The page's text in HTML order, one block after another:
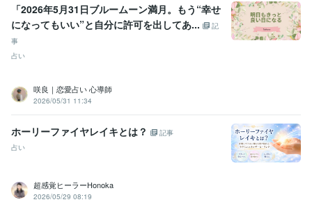
「2026年5月31日ブルームーン満月。もう“幸せ
になってもいい”と自分に許可を出してあ...
記
事
占い
咲良｜恋愛占い 心導師
2026/05/31 11:34
ホーリーファイヤレイキとは？
記事
占い
超感覚ヒーラーHonoka
2026/05/29 08:19